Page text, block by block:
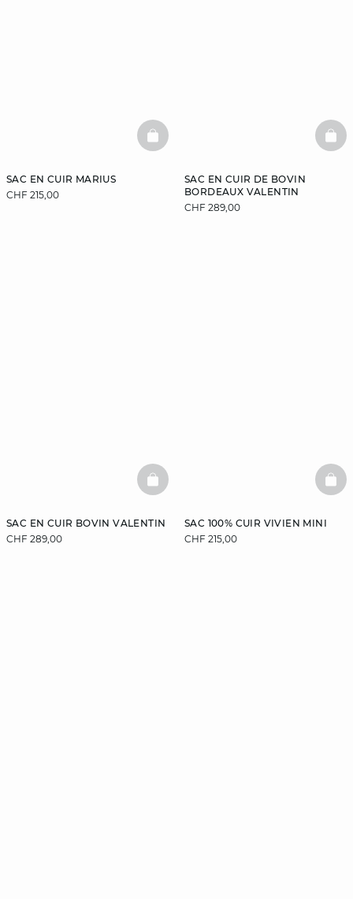
SAC EN CUIR MARIUS
CHF 215,00
BASKETFULL
SAC EN CUIR DE BOVIN
BORDEAUX VALENTIN
CHF 289,00
SAC EN CUIR BOVIN VALENTIN
CHF 289,00
BASKETFULL
SAC 100% CUIR VIVIEN MINI
CHF 215,00